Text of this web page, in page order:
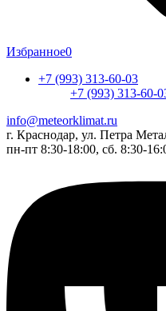
Избранное0
+7 (993) 313-60-03
+7 (993) 313-60-
info@meteorklimat.ru
г. Краснодар, ул. Петра
пн-пт 8:30-18:00, сб. 8:30-